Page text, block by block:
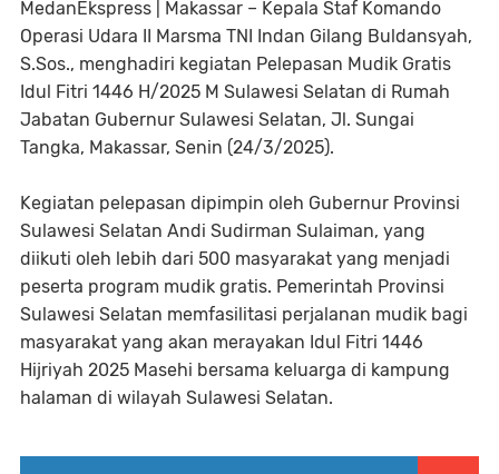
MedanEkspress | Makassar – Kepala Staf Komando
Operasi Udara II Marsma TNI Indan Gilang Buldansyah,
S.Sos., menghadiri kegiatan Pelepasan Mudik Gratis
Idul Fitri 1446 H/2025 M Sulawesi Selatan di Rumah
Jabatan Gubernur Sulawesi Selatan, Jl. Sungai
Tangka, Makassar, Senin (24/3/2025).
Kegiatan pelepasan dipimpin oleh Gubernur Provinsi
Sulawesi Selatan Andi Sudirman Sulaiman, yang
diikuti oleh lebih dari 500 masyarakat yang menjadi
peserta program mudik gratis. Pemerintah Provinsi
Sulawesi Selatan memfasilitasi perjalanan mudik bagi
masyarakat yang akan merayakan Idul Fitri 1446
Hijriyah 2025 Masehi bersama keluarga di kampung
halaman di wilayah Sulawesi Selatan.